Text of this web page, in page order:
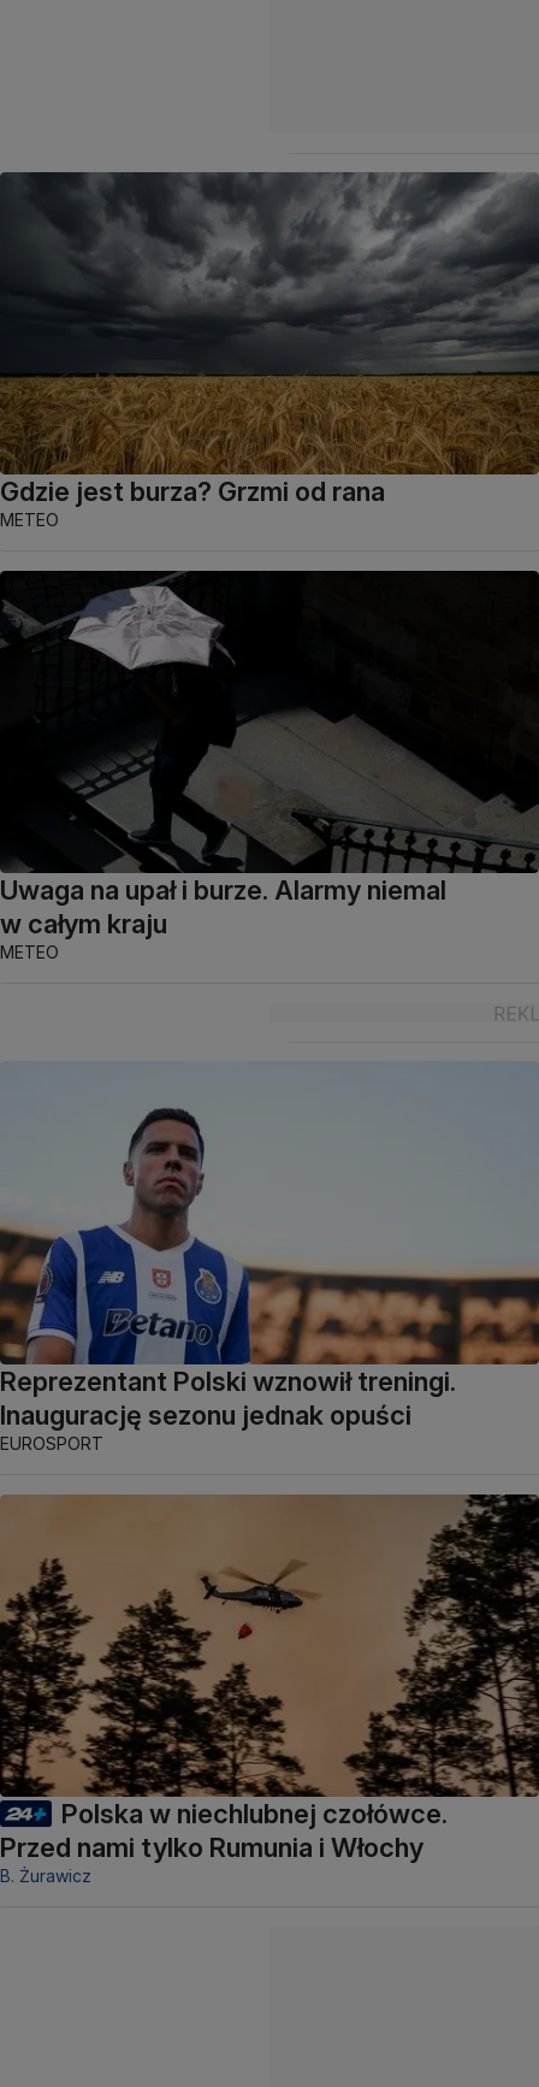
Gdzie jest burza? Grzmi od rana
METEO
Uwaga na upał i burze. Alarmy niemal
w całym kraju
METEO
Reprezentant Polski wznowił treningi.
Inaugurację sezonu jednak opuści
EUROSPORT
Polska w niechlubnej czołówce.
Przed nami tylko Rumunia i Włochy
B. Żurawicz